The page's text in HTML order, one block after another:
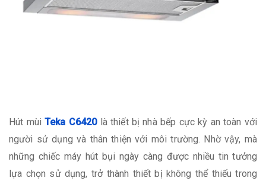
Hút mùi Teka C6420là thiết bị nhà bếp cực kỳ an toàn với
người sử dụng và thân thiện với môi trường. Nhờ vậy, mà
những chiếc máy hút bụi ngày càng được nhiều tin tưởng
lựa chọn sử dụng, trở thành thiết bị không thể thiếu trong